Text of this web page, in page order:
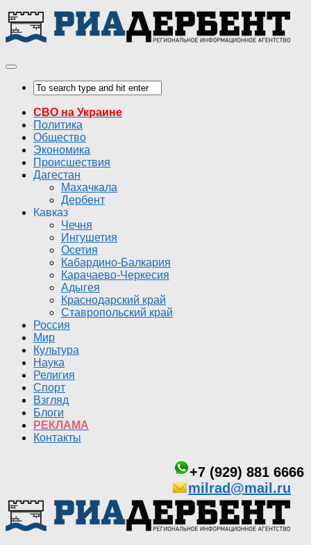
СВО на Украине
Политика
Общество
Экономика
Происшествия
Дагестан
Махачкала
Дербент
Кавказ
Чечня
Ингушетия
Осетия
Кабардино-Балкария
Карачаево-Черкесия
Адыгея
Краснодарский край
Ставропольский край
Россия
Мир
Культура
Наука
Религия
Спорт
Взгляд
Блоги
РЕКЛАМА
Контакты
+7 (929) 881 6666
milrad@mail.ru